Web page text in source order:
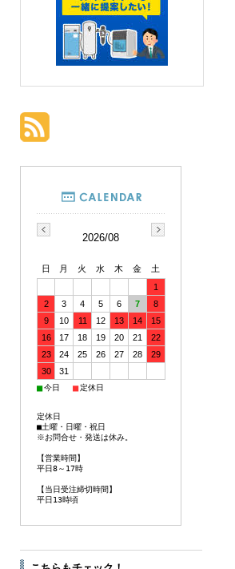
2026/08
日 月 火 水 木 金
土
1
2
3 4 5 6 7
8
9
10 11 12 13 14
15
16
17 18 19 20 21
22
23
24 25 26 27 28
29
30
31
■今日 ■定休日
定休日
■土曜・日曜・祝日
※お問合せ・発送は休み。
【営業時間】
平日8～17時
【当日受注締切時間】
平日13時頃